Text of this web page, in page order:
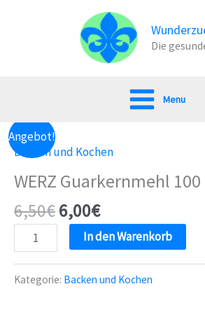
Die
Menu
Angebot!
Backen und Kochen
WERZ Guarkernmehl 100
6,50€6,00€
WERZ
Guarkernmehl
100
In den Warenkorb
Kategorie: Backen und Kochen